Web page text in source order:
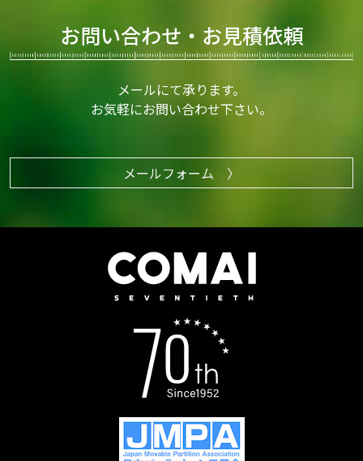
お問い合わせ・お見積依頼
メールにて承ります。
お気軽にお問い合わせ下さい。
メールフォーム 〉